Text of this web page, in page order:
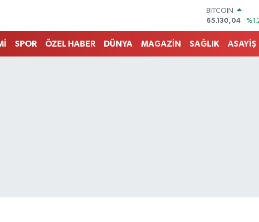
DOLAR
47,7106
%0.17
EURO
55,1652
%0.27
SPOR ÖZEL HABER DÜNYA MAGAZİN SAĞLIK ASAYİŞ